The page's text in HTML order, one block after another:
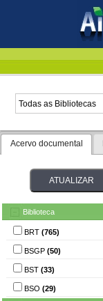
Acervo documental
Biblioteca
BRT (765)
BSGP (50)
BST (33)
BSO (29)